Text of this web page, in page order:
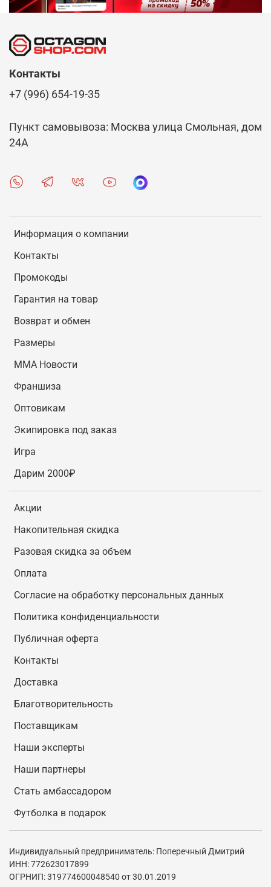
Информация о компании
Контакты
Промокоды
Гарантия на товар
Возврат и обмен
Размеры
MMA Новости
Франшиза
Оптовикам
Экипировка под заказ
Игра
Дарим 2000₽
Акции
Накопительная скидка
Разовая скидка за объем
Оплата
Согласие на обработку персональных данных
Политика конфиденциальности
Публичная оферта
Контакты
Доставка
Благотворительность
Поставщикам
Наши эксперты
Наши партнеры
Стать амбассадором
Футболка в подарок
Контакты
+7 (996) 654-19-35
Пункт самовывоза: Москва улица Смольная, дом
24А
Индивидуальный предприниматель: Поперечный Дмитрий
ИНН: 772623017899
ОГРНИП: 319774600048540 от 30.01.2019